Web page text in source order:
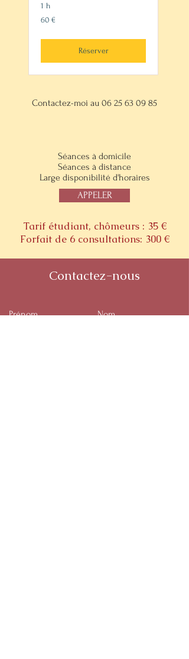
1 h
60
euros
60 €
Réserver
Contactez-moi au 06 25 63 09 85
Séances à domicile
Séances à distance
Large disponibilité d'horaires
APPELER
Tarif étudiant, chômeurs : 35 €
Forfait de 6 consultations: 300 €
Contactez-nous